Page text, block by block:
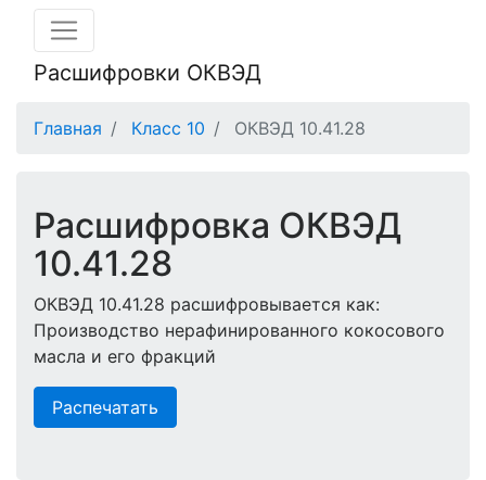
Расшифровки ОКВЭД
Главная Класс 10 ОКВЭД 10.41.28
Расшифровка ОКВЭД
10.41.28
ОКВЭД 10.41.28 расшифровывается как:
Производство нерафинированного кокосового
масла и его фракций
Распечатать